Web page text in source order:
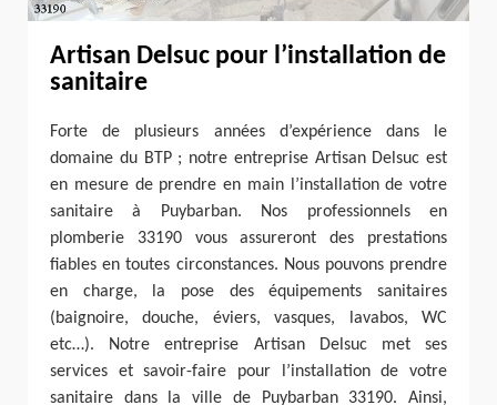
Artisan Delsuc pour l’installation de
sanitaire
Forte de plusieurs années d’expérience dans le
domaine du BTP ; notre entreprise Artisan Delsuc est
en mesure de prendre en main l’installation de votre
sanitaire à Puybarban. Nos professionnels en
plomberie 33190 vous assureront des prestations
fiables en toutes circonstances. Nous pouvons prendre
en charge, la pose des équipements sanitaires
(baignoire, douche, éviers, vasques, lavabos, WC
etc…). Notre entreprise Artisan Delsuc met ses
services et savoir-faire pour l’installation de votre
sanitaire dans la ville de Puybarban 33190. Ainsi,